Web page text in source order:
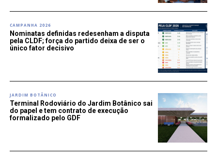
CAMPANHA 2026
Nominatas definidas redesenham a disputa
pela CLDF; força do partido deixa de ser o
único fator decisivo
JARDIM BOTÂNICO
Terminal Rodoviário do Jardim Botânico sai
do papel e tem contrato de execução
formalizado pelo GDF